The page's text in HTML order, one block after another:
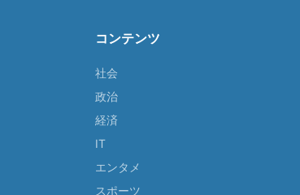
コンテンツ
社会
政治
経済
IT
エンタメ
スポーツ